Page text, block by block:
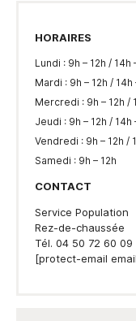
HORAIRES
Lundi : 9h – 12h / 14h
Mardi : 9h – 12h / 14h
Mercredi : 9h – 12h /
Jeudi : 9h – 12h / 14h
Vendredi : 9h – 12h /
Samedi : 9h – 12h
CONTACT
Service Population
Rez-de-chaussée
Tél. 04 50 72 60 09
[protect-email